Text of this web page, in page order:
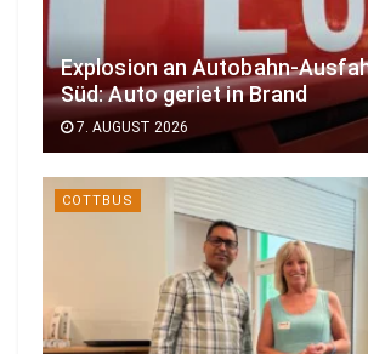
Explosion an Autobahn-
Süd: Auto geriet in Brand
7. AUGUST 2026
COTTBUS